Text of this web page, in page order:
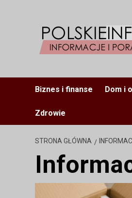
Biznes i finanse Dom i
Zdrowie
STRONA GŁÓWNA